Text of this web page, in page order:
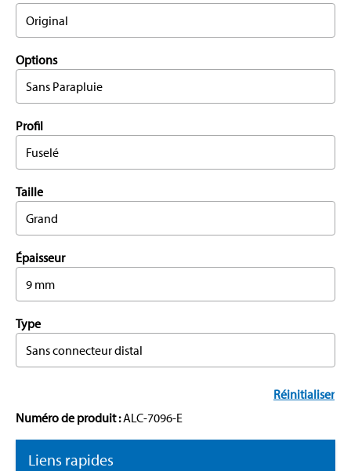
Original
Options
Sans Parapluie
Profil
Fuselé
Taille
Grand
Épaisseur
9 mm
Type
Sans connecteur distal
Réinitialiser
Numéro de produit :ALC-7096-E
Liens rapides